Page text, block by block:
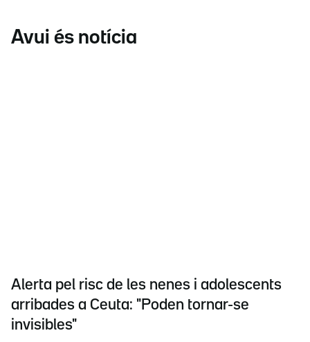
Avui és notícia
Alerta pel risc de les nenes i adolescents
arribades a Ceuta: "Poden tornar-se
invisibles"